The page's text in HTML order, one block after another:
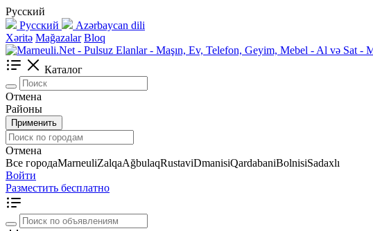
Русский
Русский
Azərbaycan dili
Xəritə Mağazalar Bloq
Каталог
Отмена
Районы
Применить
Отмена
Все городаMarneuliZalqaAğbulaqRustaviDmanisiQardabaniBolnisiSadaxlı
Войти
Разместить бесплатно